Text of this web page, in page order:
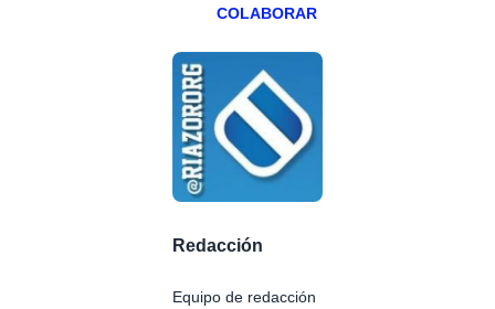
COLABORAR
Redacción
Equipo de redacción